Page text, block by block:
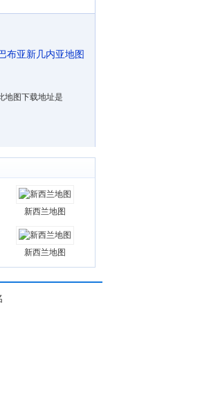
布亚新几内亚地图
地图下载地址是
新西兰地图
新西兰地图